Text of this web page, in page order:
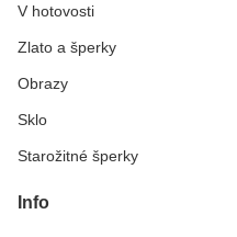
V hotovosti
Zlato a šperky
Obrazy
Sklo
Starožitné šperky
Info